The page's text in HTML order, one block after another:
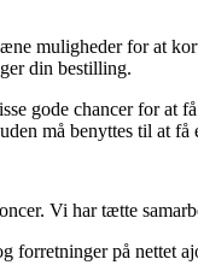
muligheder for at
din bestilling.
gode chancer for at
må benyttes til at
Vi har tætte
forretninger på nettet